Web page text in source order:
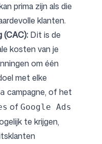
prima zijn als die
klanten.
(CAC): Dit is de
kosten van je
om één
met elke
campagne, of het
of Google Ads
te krijgen,